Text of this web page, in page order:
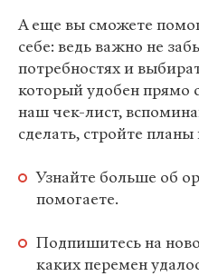
А еще вы сможете
себе: ведь важно не
потребностях и
который удобен прямо
наш чек-лист,
сделать, стройте
Узнайте больше об
помогаете.
Подпишитесь на
каких перемен